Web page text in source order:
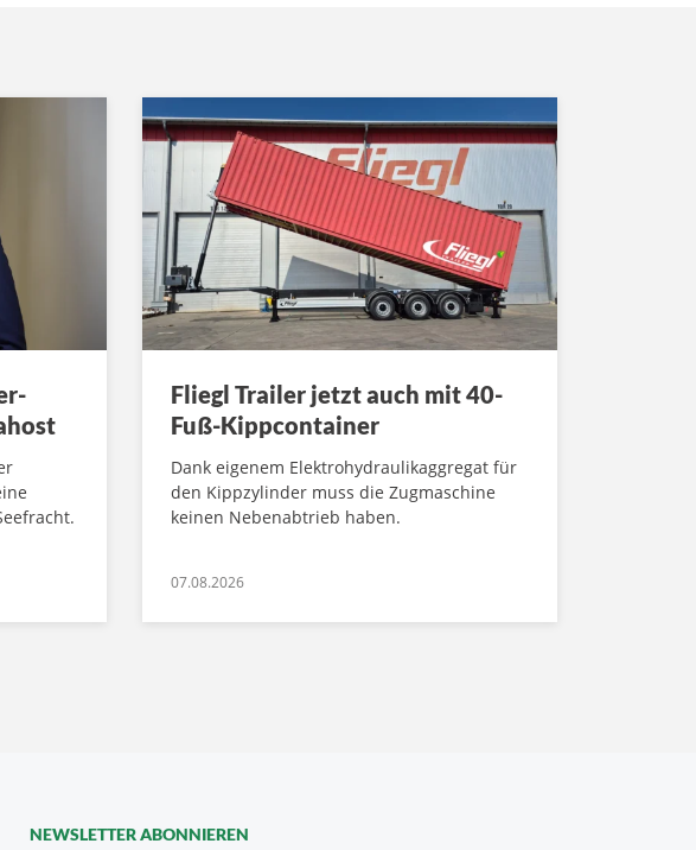
Fliegl Trailer jetzt auch mit 40-
Fuß-Kippcontainer
Dank eigenem Elektrohydraulikaggregat für
den Kippzylinder muss die Zugmaschine
keinen Nebenabtrieb haben.
07.08.2026
NEWSLETTER ABONNIEREN